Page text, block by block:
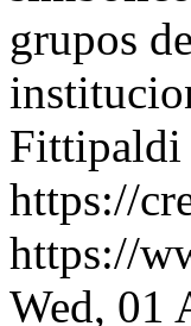
grupos
Fittipaldi
https://
https://
Wed, 01